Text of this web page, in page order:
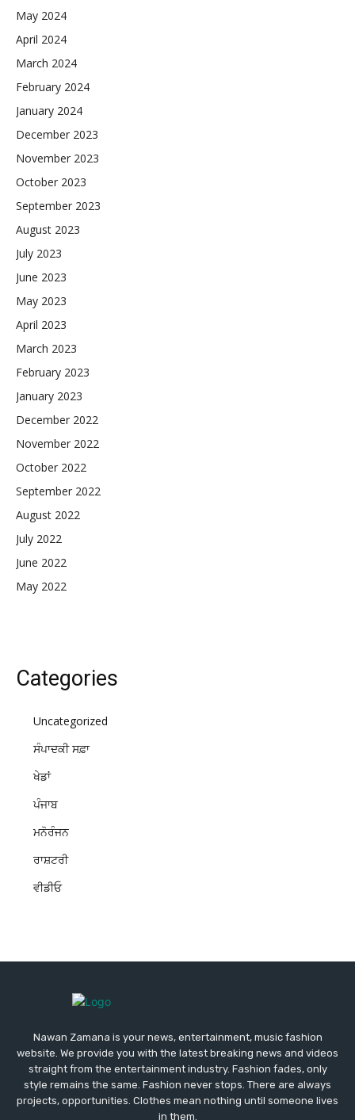
May 2024
April 2024
March 2024
February 2024
January 2024
December 2023
November 2023
October 2023
September 2023
August 2023
July 2023
June 2023
May 2023
April 2023
March 2023
February 2023
January 2023
December 2022
November 2022
October 2022
September 2022
August 2022
July 2022
June 2022
May 2022
Categories
Uncategorized
ਸੰਪਾਦਕੀ ਸਫ਼ਾ
ਖੇਡਾਂ
ਪੰਜਾਬ
ਮਨੋਰੰਜਨ
ਰਾਸ਼ਟਰੀ
ਵੀਡੀਓ
Nawan Zamana is your news, entertainment, music fashion
website. We provide you with the latest breaking news and videos
straight from the entertainment industry. Fashion fades, only
style remains the same. Fashion never stops. There are always
projects, opportunities. Clothes mean nothing until someone lives
in them.